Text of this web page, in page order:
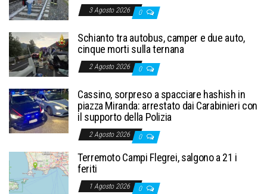
3 Agosto 2026 0
Schianto tra autobus, camper e due auto,
cinque morti sulla ternana
2 Agosto 2026 0
Cassino, sorpreso a spacciare hashish in
piazza Miranda: arrestato dai Carabinieri con
il supporto della Polizia
2 Agosto 2026 0
Terremoto Campi Flegrei, salgono a 21 i
feriti
1 Agosto 2026 0